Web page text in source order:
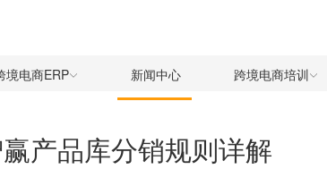
境电商ERP 新闻中心 跨境电商培训
产品库分销规则详解